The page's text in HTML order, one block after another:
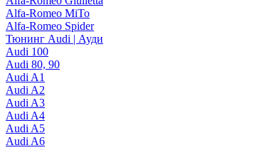
Alfa-Romeo MiTo
Alfa-Romeo Spider
Тюнинг Audi | Ауди
Audi 100
Audi 80, 90
Audi A1
Audi A2
Audi A3
Audi A4
Audi A5
Audi A6